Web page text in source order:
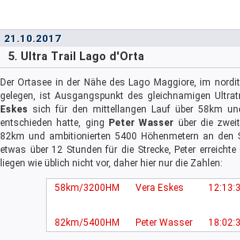
21.10.2017
5. Ultra Trail Lago d'Orta
Der Ortasee in der Nähe des Lago Maggiore, im
gelegen, ist Ausgangspunkt des gleichnamigen
Eskes sich für den mittellangen Lauf über 58km
entschieden hatte, ging Peter Wasser über die
82km und ambitionierten 5400 Höhenmetern an den
etwas über 12 Stunden für die Strecke, Peter
liegen wie üblich nicht vor, daher hier nur die Zahlen:
58km/3200HM Vera Eskes
82km/5400HM Peter Wasser